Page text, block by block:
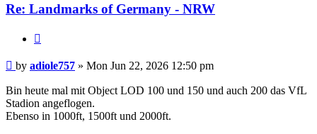
Re: Landmarks of Germany - NRW
Post
by adiole757 » Mon Jun 22, 2026 12:50 pm
Bin heute mal mit Object LOD 100 und 150 und auch 200 das VfL
Stadion angeflogen.
Ebenso in 1000ft, 1500ft und 2000ft.